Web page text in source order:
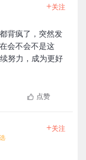
+关注
背疯了，突然发
会不会不是这
努力，成为更好
点赞
+关注